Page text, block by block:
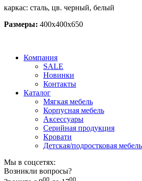
каркас: сталь, цв. черный, белый
Размеры: 400х400х650
Компания
SALE
Новинки
Контакты
Каталог
Мягкая мебель
Корпусная мебель
Аксессуары
Серийная продукция
Кровати
Детская/подростковая мебель
Мы в соцсетях:
Возникли вопросы?
00 00